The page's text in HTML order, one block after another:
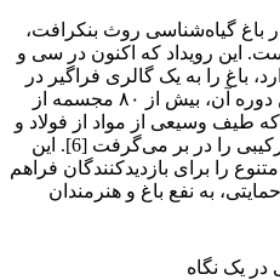
باغ گیاه‌شناسی روث بنکرافت،
این رویداد که اکنون در سی و
باغ را به یک گالری فراگیر در
فضای باز تبدیل می‌کند. در آخرین دوره آن، بیش از ۸۰ مجسمه از
که طیف وسیعی از مواد از فولاد و
شیشه گرفته تا موزاییک و مواد ترکیبی را در بر می‌گرفت [6]. این
را برای بازدیدکنندگان فراهم
به نفع باغ و هنرمندان
یک نگاه